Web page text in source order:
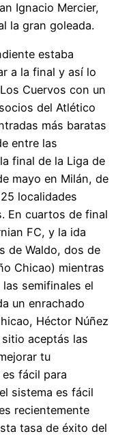
Ignacio Mercier,
la gran goleada.
estaba
a la final y así lo
Cuervos con un
del Atlético
más baratas
entre las
final de la Liga de
mayo en Milán, de
localidades
En cuartos de final
FC, y la ida
de Waldo, dos de
Chicao) mientras
semifinales el
un enrachado
Héctor Núñez
aceptás las
tu
fácil para
sistema es fácil
recientemente
tasa de éxito del